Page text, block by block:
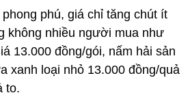
phú, giá chỉ tăng chút ít
không nhiều người mua như
13.000 đồng/gói, nấm hải sản
xanh loại nhỏ 13.000 đồng/quả
to.